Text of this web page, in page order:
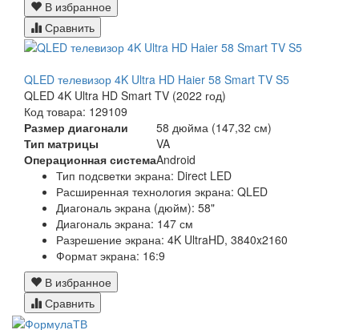
В избранное
Сравнить
QLED телевизор 4K Ultra HD Haier 58 Smart TV S5
QLED 4K Ultra HD Smart TV (2022 год)
Код товара: 129109
Размер диагонали
58 дюйма (147,32 см)
Тип матрицы
VA
Операционная системаAndroid
Тип подсветки экрана: Direct LED
Расширенная технология экрана: QLED
Диагональ экрана (дюйм): 58"
Диагональ экрана: 147 см
Разрешение экрана: 4K UltraHD, 3840x2160
Формат экрана: 16:9
В избранное
Сравнить